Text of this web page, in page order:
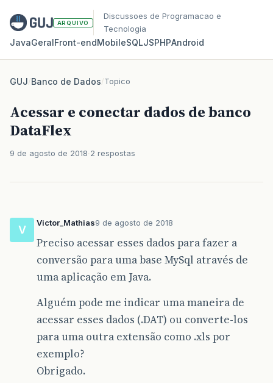
ARQUIVO
Discussoes de Programacao e
Tecnologia
JavaGeralFront‑endMobileSQLJSPHPAndroid
GUJ/Banco de Dados/Topico
Acessar e conectar dados de banco
DataFlex
9 de agosto de 2018 2 respostas
V
Victor_Mathias9 de agosto de 2018
Preciso acessar esses dados para fazer a
conversão para uma base MySql através de
uma aplicação em Java.
Alguém pode me indicar uma maneira de
acessar esses dados (.DAT) ou converte-los
para uma outra extensão como .xls por
exemplo?
Obrigado.